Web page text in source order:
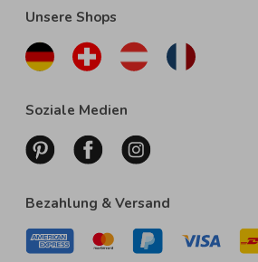
Unsere Shops
Soziale Medien
Bezahlung & Versand